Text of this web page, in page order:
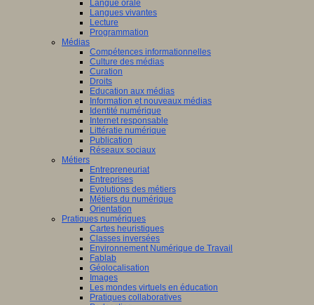
Langue orale
Langues vivantes
Lecture
Programmation
Médias
Compétences informationnelles
Culture des médias
Curation
Droits
Education aux médias
Information et nouveaux médias
Identité numérique
Internet responsable
Littératie numérique
Publication
Réseaux sociaux
Métiers
Entrepreneuriat
Entreprises
Evolutions des métiers
Métiers du numérique
Orientation
Pratiques numériques
Cartes heuristiques
Classes inversées
Environnement Numérique de Travail
Fablab
Géolocalisation
Images
Les mondes virtuels en éducation
Pratiques collaboratives